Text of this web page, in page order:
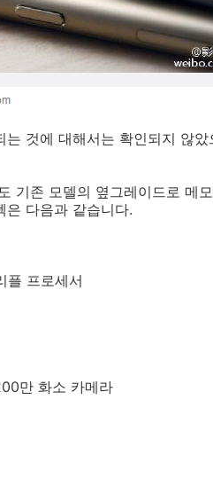
것에 대해서는 확인되지 않
기존 모델의 옆그레이드로 메
은 다음과 같습니다.
플 프로세서
만 화소 카메라